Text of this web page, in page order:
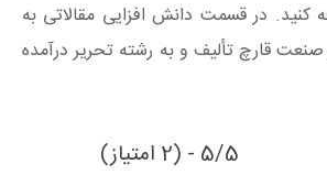
کنید. در قسمت دانش افزایی مقالاتی به
قارچ تألیف و به رشته تحریر درآمده
5/5 - (2 امتیاز)